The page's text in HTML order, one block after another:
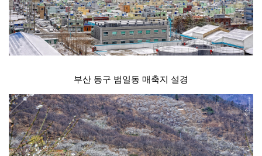
부산 동구 범일동 매축지 설경